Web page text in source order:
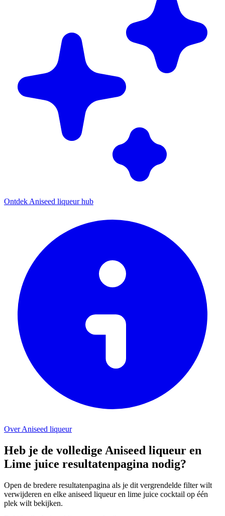
Ontdek Aniseed liqueur hub
Over Aniseed liqueur
Heb je de volledige Aniseed liqueur en
Lime juice resultatenpagina nodig?
Open de bredere resultatenpagina als je dit vergrendelde filter wilt
verwijderen en elke aniseed liqueur en lime juice cocktail op één
plek wilt bekijken.